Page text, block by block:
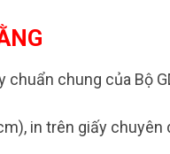
chung của Bộ
in trên giấy